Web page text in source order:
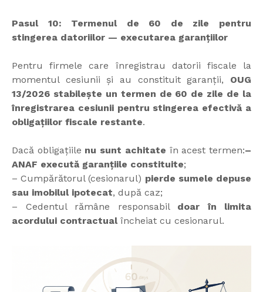
Pasul 10: Termenul de 60 de zile pentru
stingerea datoriilor — executarea garanțiilor
Pentru firmele care înregistrau datorii fiscale la
momentul cesiunii și au constituit garanții, OUG
13/2026 stabilește un termen de 60 de zile de la
înregistrarea cesiunii pentru stingerea efectivă a
obligațiilor fiscale restante.
Dacă obligațiile nu sunt achitate în acest termen:–
ANAF execută garanțiile constituite;
– Cumpărătorul (cesionarul) pierde sumele depuse
sau imobilul ipotecat, după caz;
– Cedentul rămâne responsabil doar în limita
acordului contractualîncheiat cu cesionarul.